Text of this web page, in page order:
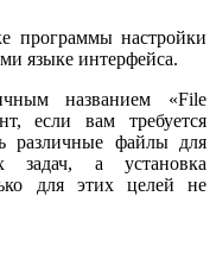
программы настройки
языке интерфейса.
названием «File
если вам требуется
различные файлы для
задач, а установка
для этих целей не